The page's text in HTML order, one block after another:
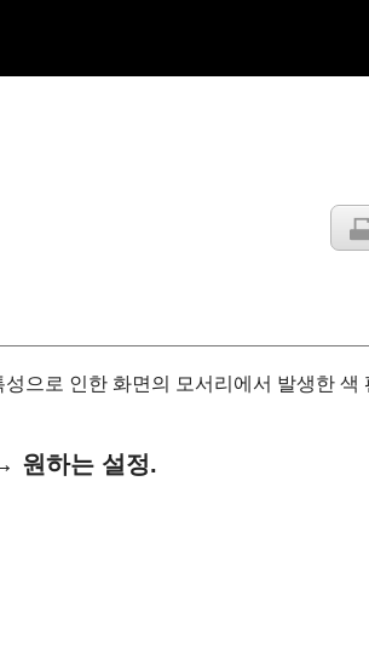
으로 인한 화면의 모서리에서 발생한 색
원하는 설정.